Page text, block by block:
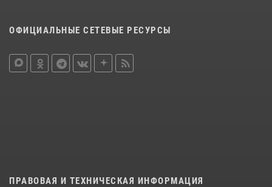
ОФИЦИАЛЬНЫЕ СЕТЕВЫЕ РЕСУРСЫ
ПРАВОВАЯ И ТЕХНИЧЕСКАЯ ИНФОРМАЦИЯ